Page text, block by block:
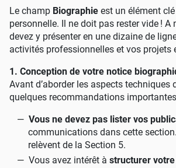
Le champ Biographie est un élément
personnelle. Il ne doit pas rester vide ! A
devez y présenter en une dizaine de
activités professionnelles et vos projets
1. Conception de votre notice
Avant d’aborder les aspects techniques
quelques recommandations
Vous ne devez pas lister vos
communications dans cette
relèvent de la Section 5.
Vous avez intérêt à structurer